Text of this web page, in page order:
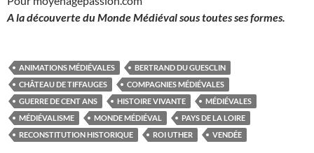
A la découverte du Monde Médiéval sous toutes ses formes.
ANIMATIONS MÉDIÉVALES
BERTRAND DU GUESCLIN
CHÂTEAU DE TIFFAUGES
COMPAGNIES MÉDIÉVALES
GUERRE DE CENT ANS
HISTOIRE VIVANTE
MÉDIÉVALES
MÉDIÉVALISME
MONDE MÉDIÉVAL
PAYS DE LA LOIRE
RECONSTITUTION HISTORIQUE
ROI UTHER VENDÉE